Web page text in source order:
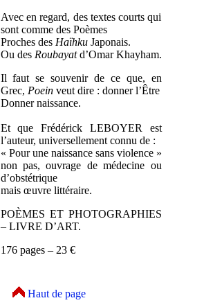
Avec en regard, des textes courts qui
sont comme des Poèmes
Proches des HaïhkuJaponais.
Ou des Roubayatd’Omar Khayham.
Il faut se souvenir de ce que, en
Grec, Poeinveut dire : donner l’Être
Donner naissance.
Et que Frédérick LEBOYER est
l’auteur, universellement connu de :
« Pour une naissance sans violence »
non pas, ouvrage de médecine ou
d’obstétrique
mais œuvre littéraire.
POÈMES ET PHOTOGRAPHIES
– LIVRE D’ART.
176 pages – 23 €
Haut de page